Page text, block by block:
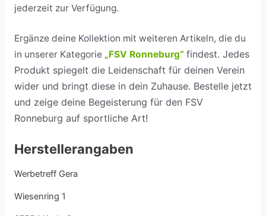
jederzeit zur Verfügung.
Ergänze deine Kollektion mit weiteren Artikeln, die du
in unserer Kategorie „FSV Ronneburg“ findest. Jedes
Produkt spiegelt die Leidenschaft für deinen Verein
wider und bringt diese in dein Zuhause. Bestelle jetzt
und zeige deine Begeisterung für den FSV
Ronneburg auf sportliche Art!
Herstellerangaben
Werbetreff Gera
Wiesenring 1